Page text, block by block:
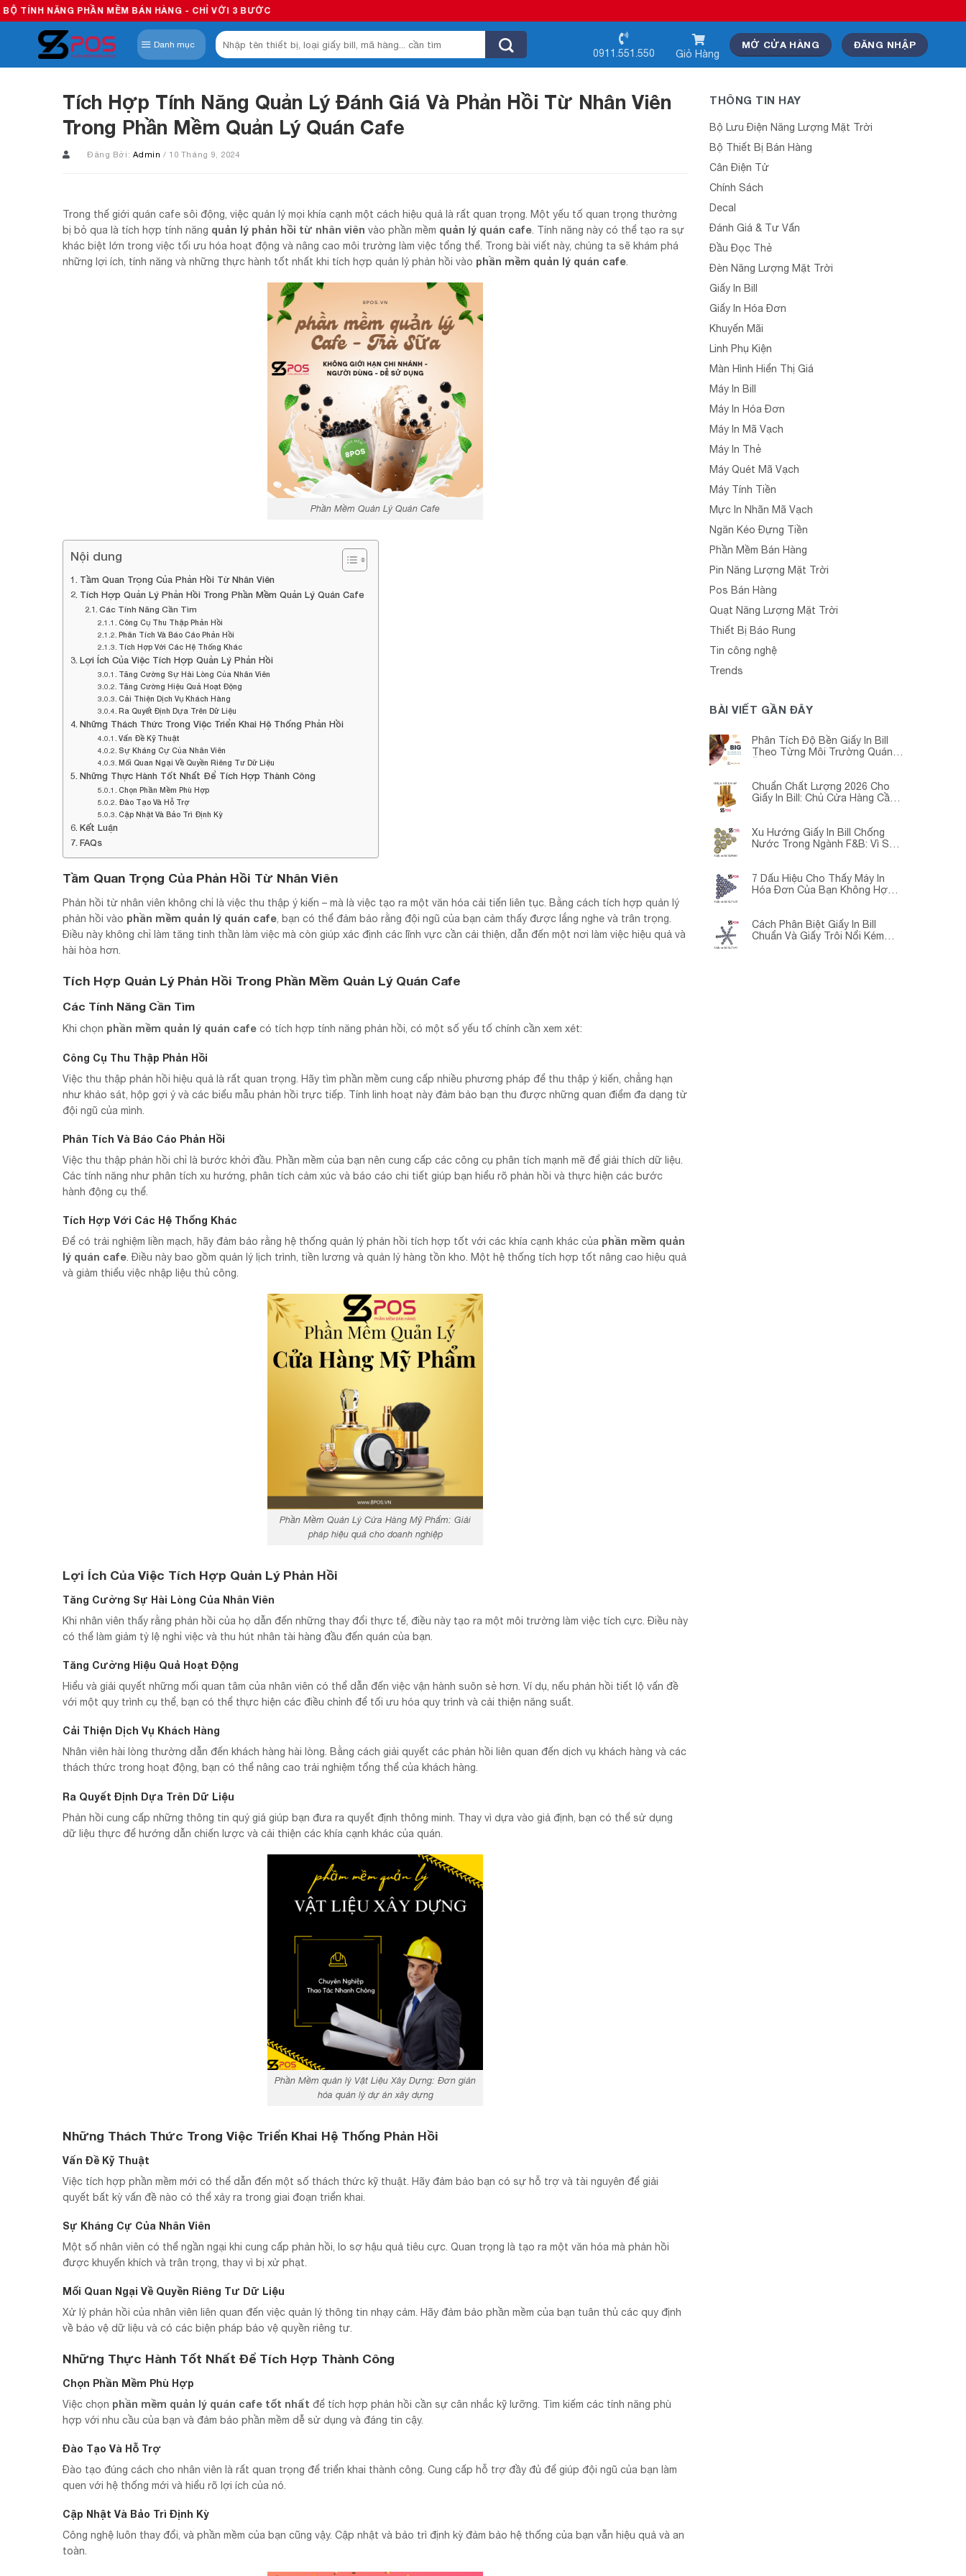
Skip
to
content
MỀM BÁN HÀNG - CHỈ VỚI 3 BƯỚC
Danh mục
Tìm
kiếm:
0911.551.550 Giỏ Hàng
MỞ CỬA HÀNG ĐĂNG NHẬP
Tích Hợp Tính Năng Quản Lý Đánh Giá Và Phản Hồi Từ Nhân Viên
Trong Phần Mềm Quản Lý Quán Cafe
Đăng Bởi: Admin / 10 Tháng 9, 2024
Trong thế giới quán cafe sôi động, việc quản lý mọi khía cạnh một cách hiệu quả là rất quan trọng. Một yếu tố quan trọng thường
bị bỏ qua là tích hợp tính năng quản lý phản hồi từ nhân viên vào phần mềm quản lý quán cafe . Tính năng này có thể tạo ra sự
khác biệt lớn trong việc tối ưu hóa hoạt động và nâng cao môi trường làm việc tổng thể. Trong bài viết này, chúng ta sẽ khám phá
những lợi ích, tính năng và những thực hành tốt nhất khi tích hợp quản lý phản hồi vào phần mềm quản lý quán cafe
Phần Mềm Quản Lý Quán Cafe
Nội dung
Tầm Quan Trọng Của Phản Hồi Từ Nhân Viên
Tích Hợp Quản Lý Phản Hồi Trong Phần Mềm Quản Lý Quán Cafe
Các Tính Năng Cần Tìm
Công Cụ Thu Thập Phản Hồi
Phân Tích Và Báo Cáo Phản Hồi
Tích Hợp Với Các Hệ Thống Khác
Lợi Ích Của Việc Tích Hợp Quản Lý Phản Hồi
Tăng Cường Sự Hài Lòng Của Nhân Viên
Tăng Cường Hiệu Quả Hoạt Động
Cải Thiện Dịch Vụ Khách Hàng
Ra Quyết Định Dựa Trên Dữ Liệu
Những Thách Thức Trong Việc Triển Khai Hệ Thống Phản Hồi
Vấn Đề Kỹ Thuật
Sự Kháng Cự Của Nhân Viên
Mối Quan Ngại Về Quyền Riêng Tư Dữ Liệu
Những Thực Hành Tốt Nhất Để Tích Hợp Thành Công
Chọn Phần Mềm Phù Hợp
Đào Tạo Và Hỗ Trợ
Cập Nhật Và Bảo Trì Định Kỳ
Kết Luận
FAQs
Tầm Quan Trọng Của Phản Hồi Từ Nhân Viên
Phản hồi từ nhân viên không chỉ là việc thu thập ý kiến – mà là việc tạo ra một văn hóa cải tiến liên tục. Bằng cách tích hợp quản lý
phản hồi vào phần mềm quản lý quán cafe , bạn có thể đảm bảo rằng đội ngũ của bạn cảm thấy được lắng nghe và trân trọng.
Điều này không chỉ làm tăng tinh thần làm việc mà còn giúp xác định các lĩnh vực cần cải thiện, dẫn đến một nơi làm việc hiệu quả và
hài hòa hơn.
Tích Hợp Quản Lý Phản Hồi Trong Phần Mềm Quản Lý Quán Cafe
Các Tính Năng Cần Tìm
Khi chọn phần mềm quản lý quán cafe có tích hợp tính năng phản hồi, có một số yếu tố chính cần xem xét:
Công Cụ Thu Thập Phản Hồi
Việc thu thập phản hồi hiệu quả là rất quan trọng. Hãy tìm phần mềm cung cấp nhiều phương pháp để thu thập ý kiến, chẳng hạn
như khảo sát, hộp gợi ý và các biểu mẫu phản hồi trực tiếp. Tính linh hoạt này đảm bảo bạn thu được những quan điểm đa dạng từ
đội ngũ của mình.
Phân Tích Và Báo Cáo Phản Hồi
Việc thu thập phản hồi chỉ là bước khởi đầu. Phần mềm của bạn nên cung cấp các công cụ phân tích mạnh mẽ để giải thích dữ liệu.
Các tính năng như phân tích xu hướng, phân tích cảm xúc và báo cáo chi tiết giúp bạn hiểu rõ phản hồi và thực hiện các bước
hành động cụ thể.
Tích Hợp Với Các Hệ Thống Khác
Để có trải nghiệm liền mạch, hãy đảm bảo rằng hệ thống quản lý phản hồi tích hợp tốt với các khía cạnh khác của phần mềm quản
lý quán cafe . Điều này bao gồm quản lý lịch trình, tiền lương và quản lý hàng tồn kho. Một hệ thống tích hợp tốt nâng cao hiệu quả
và giảm thiểu việc nhập liệu thủ công.
Phần Mềm Quản Lý Cửa Hàng Mỹ Phẩm: Giải
pháp hiệu quả cho doanh nghiệp
Lợi Ích Của Việc Tích Hợp Quản Lý Phản Hồi
Tăng Cường Sự Hài Lòng Của Nhân Viên
Khi nhân viên thấy rằng phản hồi của họ dẫn đến những thay đổi thực tế, điều này tạo ra một môi trường làm việc tích cực. Điều này
có thể làm giảm tỷ lệ nghỉ việc và thu hút nhân tài hàng đầu đến quán của bạn.
Tăng Cường Hiệu Quả Hoạt Động
Hiểu và giải quyết những mối quan tâm của nhân viên có thể dẫn đến việc vận hành suôn sẻ hơn. Ví dụ, nếu phản hồi tiết lộ vấn đề
với một quy trình cụ thể, bạn có thể thực hiện các điều chỉnh để tối ưu hóa quy trình và cải thiện năng suất.
Cải Thiện Dịch Vụ Khách Hàng
Nhân viên hài lòng thường dẫn đến khách hàng hài lòng. Bằng cách giải quyết các phản hồi liên quan đến dịch vụ khách hàng và các
thách thức trong hoạt động, bạn có thể nâng cao trải nghiệm tổng thể của khách hàng.
Ra Quyết Định Dựa Trên Dữ Liệu
Phản hồi cung cấp những thông tin quý giá giúp bạn đưa ra quyết định thông minh. Thay vì dựa vào giả định, bạn có thể sử dụng
dữ liệu thực để hướng dẫn chiến lược và cải thiện các khía cạnh khác của quán.
Phần Mềm quản lý Vật Liệu Xây Dựng: Đơn giản
hóa quản lý dự án xây dựng
Những Thách Thức Trong Việc Triển Khai Hệ Thống Phản Hồi
Vấn Đề Kỹ Thuật
Việc tích hợp phần mềm mới có thể dẫn đến một số thách thức kỹ thuật. Hãy đảm bảo bạn có sự hỗ trợ và tài nguyên để giải
quyết bất kỳ vấn đề nào có thể xảy ra trong giai đoạn triển khai.
Sự Kháng Cự Của Nhân Viên
Một số nhân viên có thể ngần ngại khi cung cấp phản hồi, lo sợ hậu quả tiêu cực. Quan trọng là tạo ra một văn hóa mà phản hồi
được khuyến khích và trân trọng, thay vì bị xử phạt.
Mối Quan Ngại Về Quyền Riêng Tư Dữ Liệu
Xử lý phản hồi của nhân viên liên quan đến việc quản lý thông tin nhạy cảm. Hãy đảm bảo phần mềm của bạn tuân thủ các quy định
về bảo vệ dữ liệu và có các biện pháp bảo vệ quyền riêng tư.
Những Thực Hành Tốt Nhất Để Tích Hợp Thành Công
Chọn Phần Mềm Phù Hợp
Việc chọn phần mềm quản lý quán cafe tốt nhất để tích hợp phản hồi cần sự cân nhắc kỹ lưỡng. Tìm kiếm các tính năng phù
hợp với nhu cầu của bạn và đảm bảo phần mềm dễ sử dụng và đáng tin cậy.
Đào Tạo Và Hỗ Trợ
Đào tạo đúng cách cho nhân viên là rất quan trọng để triển khai thành công. Cung cấp hỗ trợ đầy đủ để giúp đội ngũ của bạn làm
quen với hệ thống mới và hiểu rõ lợi ích của nó.
Cập Nhật Và Bảo Trì Định Kỳ
Công nghệ luôn thay đổi, và phần mềm của bạn cũng vậy. Cập nhật và bảo trì định kỳ đảm bảo hệ thống của bạn vẫn hiệu quả và an
toàn.
THÔNG TIN HAY
Bộ Lưu Điện Năng Lượng Mặt Trời
Bộ Thiết Bị Bán Hàng
Cân Điện Tử
Chính Sách
Decal
Đánh Giá & Tư Vấn
Đầu Đọc Thẻ
Đèn Năng Lượng Mặt Trời
Giấy In Bill
Giấy In Hóa Đơn
Khuyến Mãi
Linh Phụ Kiện
Màn Hình Hiển Thị Giá
Máy In Bill
Máy In Hóa Đơn
Máy In Mã Vạch
Máy In Thẻ
Máy Quét Mã Vạch
Máy Tính Tiền
Mực In Nhãn Mã Vạch
Ngăn Kéo Đựng Tiền
Phần Mềm Bán Hàng
Pin Năng Lượng Mặt Trời
Pos Bán Hàng
Quạt Năng Lượng Mặt Trời
Thiết Bị Báo Rung
Tin công nghệ
Trends
BÀI VIẾT GẦN ĐÂY
Phân Tích Độ Bền Giấy In Bill
Theo Từng Môi Trường Quán
Chuẩn Chất Lượng 2026 Cho
Giấy In Bill: Chủ Cửa Hàng Cần
Xu Hướng Giấy In Bill Chống
Nước Trong Ngành F&B: Vì Sao
7 Dấu Hiệu Cho Thấy Máy In
Hóa Đơn Của Bạn Không Hợp
Cách Phân Biệt Giấy In Bill
Chuẩn Và Giấy Trôi Nổi Kém